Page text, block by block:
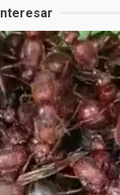
Recetas de
Tamales
Recetas del
guatemalteco